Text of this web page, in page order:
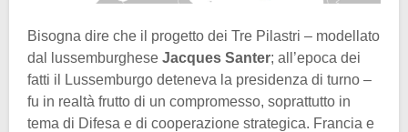
Bisogna dire che il progetto dei Tre Pilastri – modellato
dal lussemburghese Jacques Santer; all’epoca dei
fatti il Lussemburgo deteneva la presidenza di turno –
fu in realtà frutto di un compromesso, soprattutto in
tema di Difesa e di cooperazione strategica. Francia e